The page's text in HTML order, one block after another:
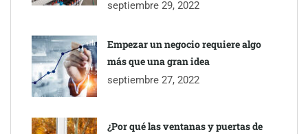
septiembre 29, 2022
Empezar un negocio requiere algo
más que una gran idea
septiembre 27, 2022
¿Por qué las ventanas y puertas de